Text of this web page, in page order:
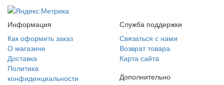
Информация
Как оформить заказ
О магазине
Доставка
Политика
конфиденциальности
Служба поддержки
Связаться с нами
Возврат товара
Карта сайта
Дополнительно